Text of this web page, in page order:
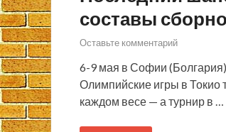
составы
Оставьте комментарий
6-9 мая в Софии
Олимпийские игры в Токио
каждом весе — а турнир в …